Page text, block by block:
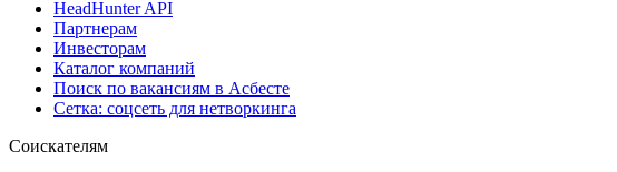
HeadHunter API
Партнерам
Инвесторам
Каталог компаний
Поиск по вакансиям в Асбесте
Сетка: соцсеть для нетворкинга
Соискателям